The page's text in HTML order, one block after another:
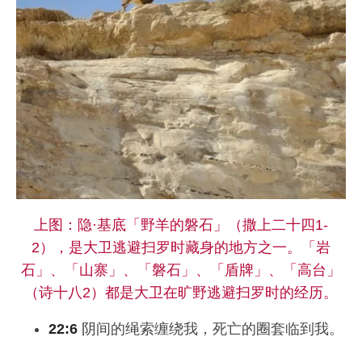
上图：隐·基底「野羊的磐石」（撒上二十四1-
2），是大卫逃避扫罗时藏身的地方之一。「岩
石」、「山寨」、「磐石」、「盾牌」、「高台」
（诗十八2）都是大卫在旷野逃避扫罗时的经历。
22:6 阴间的绳索缠绕我，死亡的圈套临到我。